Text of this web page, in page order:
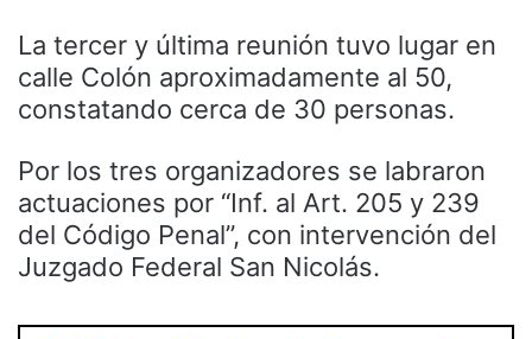
La tercer y última reunión tuvo lugar en
calle Colón aproximadamente al 50,
constatando cerca de 30 personas.
Por los tres organizadores se labraron
actuaciones por “Inf. al Art. 205 y 239
del Código Penal”, con intervención del
Juzgado Federal San Nicolás.